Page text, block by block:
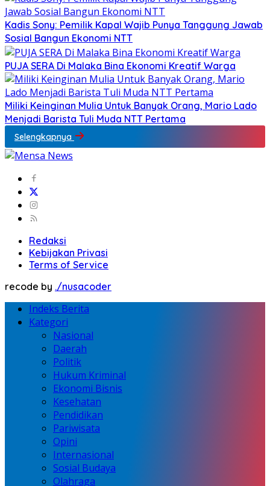
Kadis Sony: Pemilik Kapal Wajib Punya Tanggung Jawab
Sosial Bangun Ekonomi NTT
PUJA SERA Di Malaka Bina Ekonomi Kreatif Warga
Miliki Keinginan Mulia Untuk Banyak Orang, Mario Lado
Menjadi Barista Tuli Muda NTT Pertama
Selengkapnya
Redaksi
Kebijakan Privasi
Terms of Service
recode by ./nusacoder
Indeks Berita
Kategori
Nasional
Daerah
Politik
Hukum Kriminal
Ekonomi Bisnis
Kesehatan
Pendidikan
Pariwisata
Opini
Internasional
Sosial Budaya
Olahraga